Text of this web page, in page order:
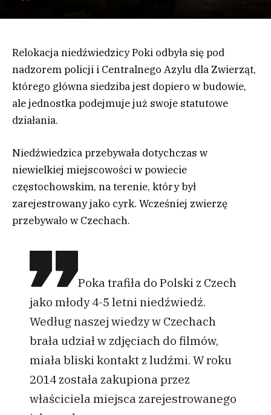
Relokacja niedźwiedzicy Poki odbyła się pod
nadzorem policji i Centralnego Azylu dla Zwierząt,
którego główna siedziba jest dopiero w budowie,
ale jednostka podejmuje już swoje statutowe
działania.
Niedźwiedzica przebywała dotychczas w
niewielkiej miejscowości w powiecie
częstochowskim, na terenie, który był
zarejestrowany jako cyrk. Wcześniej zwierzę
przebywało w Czechach.
Poka trafiła do Polski z Czech
jako młody 4-5 letni niedźwiedź.
Według naszej wiedzy w Czechach
brała udział w zdjęciach do filmów,
miała bliski kontakt z ludźmi. W roku
2014 została zakupiona przez
właściciela miejsca zarejestrowanego